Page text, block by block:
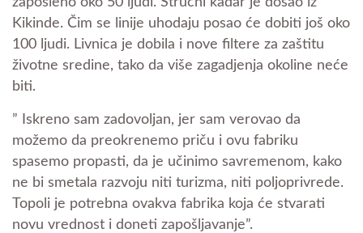
Kikinde. Čim se linije uhodaju posao će dobiti još oko
100 ljudi. Livnica je dobila i nove filtere za zaštitu
životne sredine, tako da više zagadjenja okoline neće
biti.
” Iskreno sam zadovoljan, jer sam verovao da
možemo da preokrenemo priču i ovu fabriku
spasemo propasti, da je učinimo savremenom, kako
ne bi smetala razvoju niti turizma, niti poljoprivrede.
Topoli je potrebna ovakva fabrika koja će stvarati
novu vrednost i doneti zapošljavanje”.